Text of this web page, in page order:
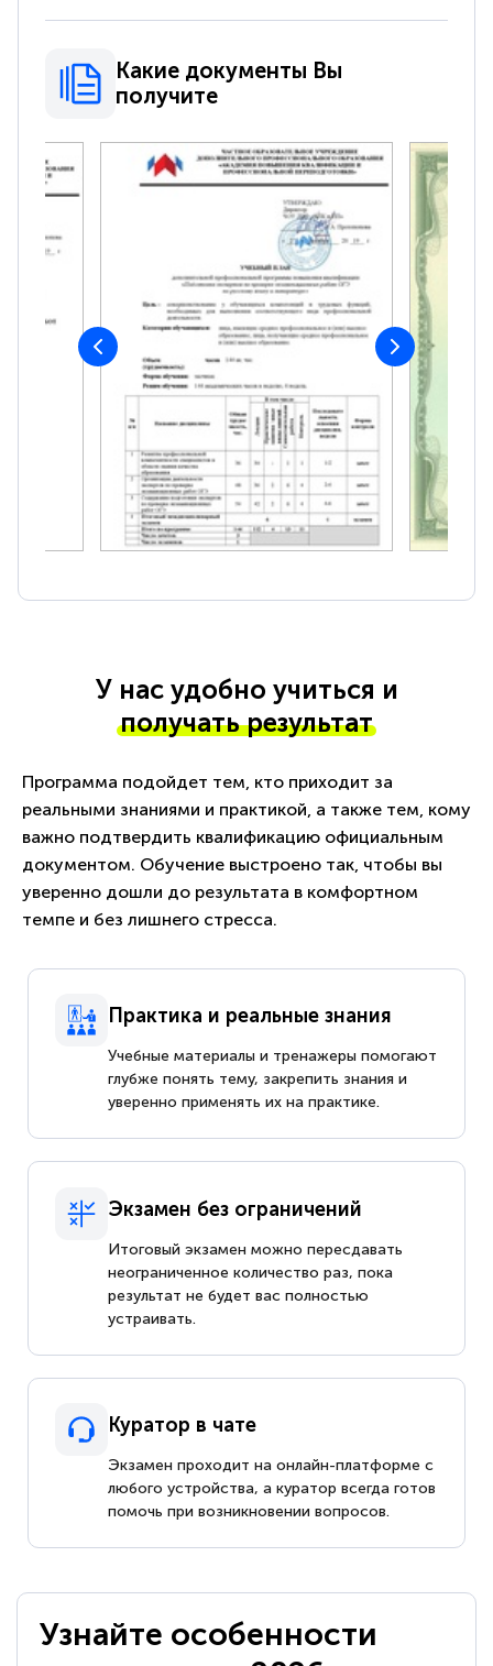
Какие документы Вы
получите
У нас удобно учиться и
получать результат
Программа подойдет тем, кто приходит за
реальными знаниями и практикой, а также тем, кому
важно подтвердить квалификацию официальным
документом. Обучение выстроено так, чтобы вы
уверенно дошли до результата в комфортном
темпе и без лишнего стресса.
Практика и реальные знания
Учебные материалы и тренажеры помогают
глубже понять тему, закрепить знания и
уверенно применять их на практике.
Экзамен без ограничений
Итоговый экзамен можно пересдавать
неограниченное количество раз, пока
результат не будет вас полностью
устраивать.
Куратор в чате
Экзамен проходит на онлайн-платформе с
любого устройства, а куратор всегда готов
помочь при возникновении вопросов.
Узнайте особенности